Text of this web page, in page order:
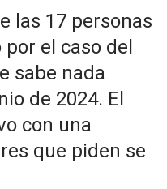
las 17 personas
el caso del
sabe nada
de 2024. El
con una
que piden se